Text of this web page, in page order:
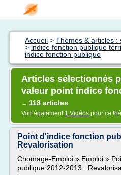
Accueil > Thèmes & articles :
> indice fonction publique
indice fonction publique
Articles sélectionnés
valeur point indice
→ 118 articles
Voir également 1 Vidéos pour ce
Point d'indice fonction
Revalorisation
Chomage-Emploi » Emploi »
publique 2012-2013 :